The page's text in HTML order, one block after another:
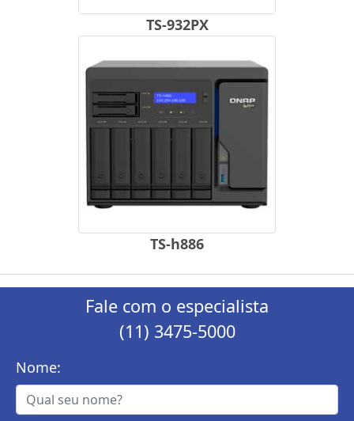
TS-932PX
TS-h886
Fale com o especialista
(11) 3475-5000
Nome: